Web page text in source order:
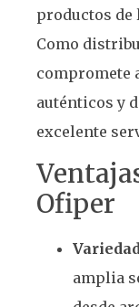
productos de
Como
compromete
auténticos y
excelente
Ofiper
amplia